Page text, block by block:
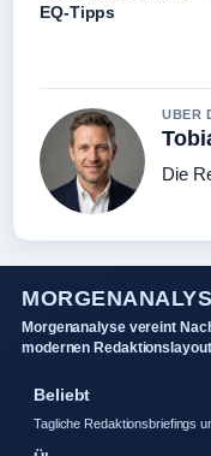
EQ-Tipps
UBER
Die
Morgenanalyse vereint
modernen
Beliebt
Tagliche Redaktionsbriefings